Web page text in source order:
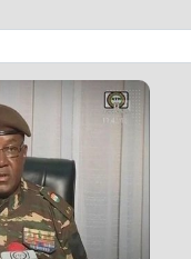
açıqlandı
Rəcəb Tayyib
edilib.
məlumat yayıb.
münasibətlər, regionda
fikir mübadiləsi aparılıb.